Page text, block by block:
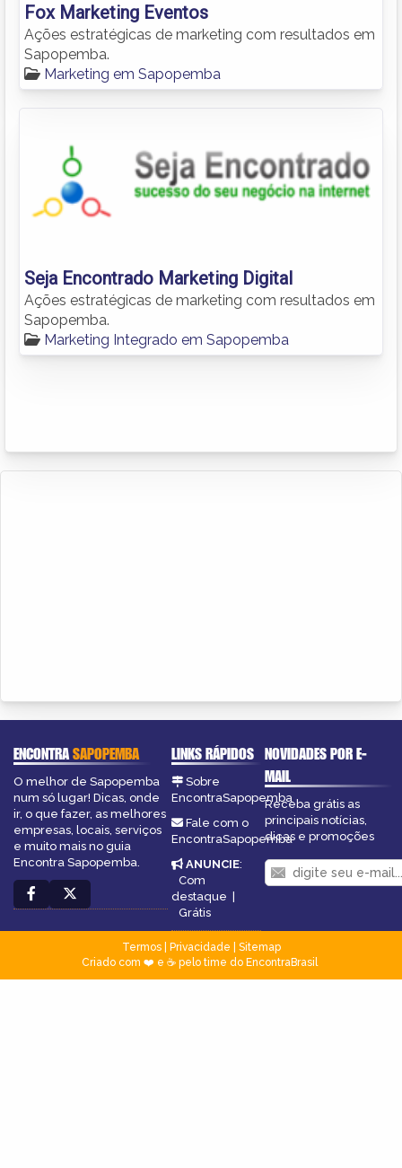
Fox Marketing Eventos
Ações estratégicas de marketing com resultados em
Sapopemba.
Marketing em Sapopemba
Seja Encontrado Marketing Digital
Ações estratégicas de marketing com resultados em
Sapopemba.
Marketing Integrado em Sapopemba
ENCONTRASAPOPEMBA
O melhor de Sapopemba
num só lugar! Dicas, onde
ir, o que fazer, as melhores
empresas, locais, serviços
e muito mais no guia
Encontra Sapopemba.
LINKS RÁPIDOS
Sobre
EncontraSapopemba
Fale com o
EncontraSapopemba
ANUNCIE:
Com
destaque |
Grátis
NOVIDADES POR E-
MAIL
Receba grátis as
principais notícias,
dicas e promoções
Termos| Privacidade
Sitemap
Criado com ❤️ e ☕ pelo time do EncontraBrasil